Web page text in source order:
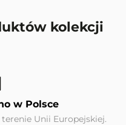
kolekcji
w Polsce
Unii Europejskiej.